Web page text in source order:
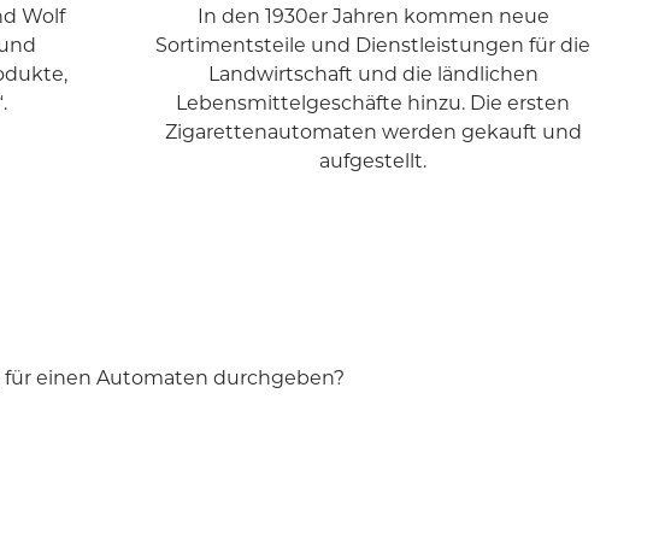
Wolf
In den 1930er Jahren kommen neue
Sortimentsteile und Dienstleistungen für die
Landwirtschaft und die ländlichen
Lebensmittelgeschäfte hinzu. Die ersten
Zigarettenautomaten werden gekauft und
aufgestellt.
einen Automaten durchgeben?